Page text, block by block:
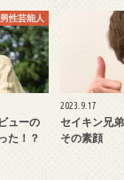
男性芸能人
ューの
た！？
2023.9.17
セイキン兄
その素顔